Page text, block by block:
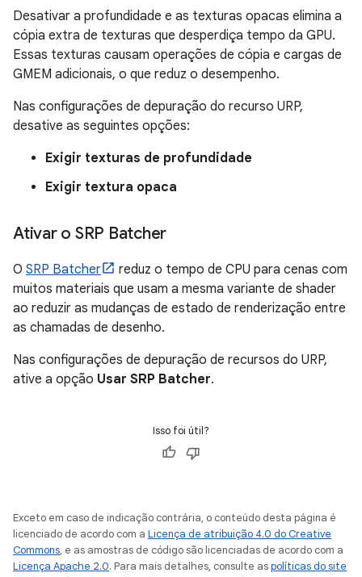
Desativar a profundidade e as texturas opacas elimina a
cópia extra de texturas que desperdiça tempo da GPU.
Essas texturas causam operações de cópia e cargas de
GMEM adicionais, o que reduz o desempenho.
Nas configurações de depuração do recurso URP,
desative as seguintes opções:
Exigir texturas de profundidade
Exigir textura opaca
Ativar o SRP Batcher
O SRP Batcher
reduz o tempo de CPU para cenas com
muitos materiais que usam a mesma variante de shader
ao reduzir as mudanças de estado de renderização entre
as chamadas de desenho.
Nas configurações de depuração de recursos do URP,
ative a opção Usar SRP Batcher.
Isso foi útil?
Exceto em caso de indicação contrária, o conteúdo desta página é
licenciado de acordo com a Licença de atribuição 4.0 do Creative
Commons, e as amostras de código são licenciadas de acordo com a
Licença Apache 2.0. Para mais detalhes, consulte aspolíticas do site